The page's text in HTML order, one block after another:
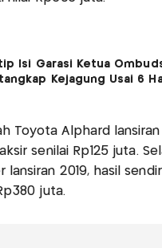
Isi Garasi Ketua
Kejagung Usai 6
Toyota Alphard lansiran
senilai Rp125 juta.
lansiran 2019, hasil
juta.